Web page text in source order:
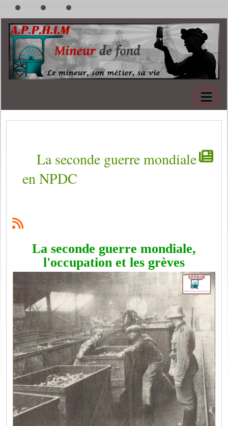
La seconde guerre mondiale
en NPDC
La seconde guerre mondiale,
l'occupation et les grèves